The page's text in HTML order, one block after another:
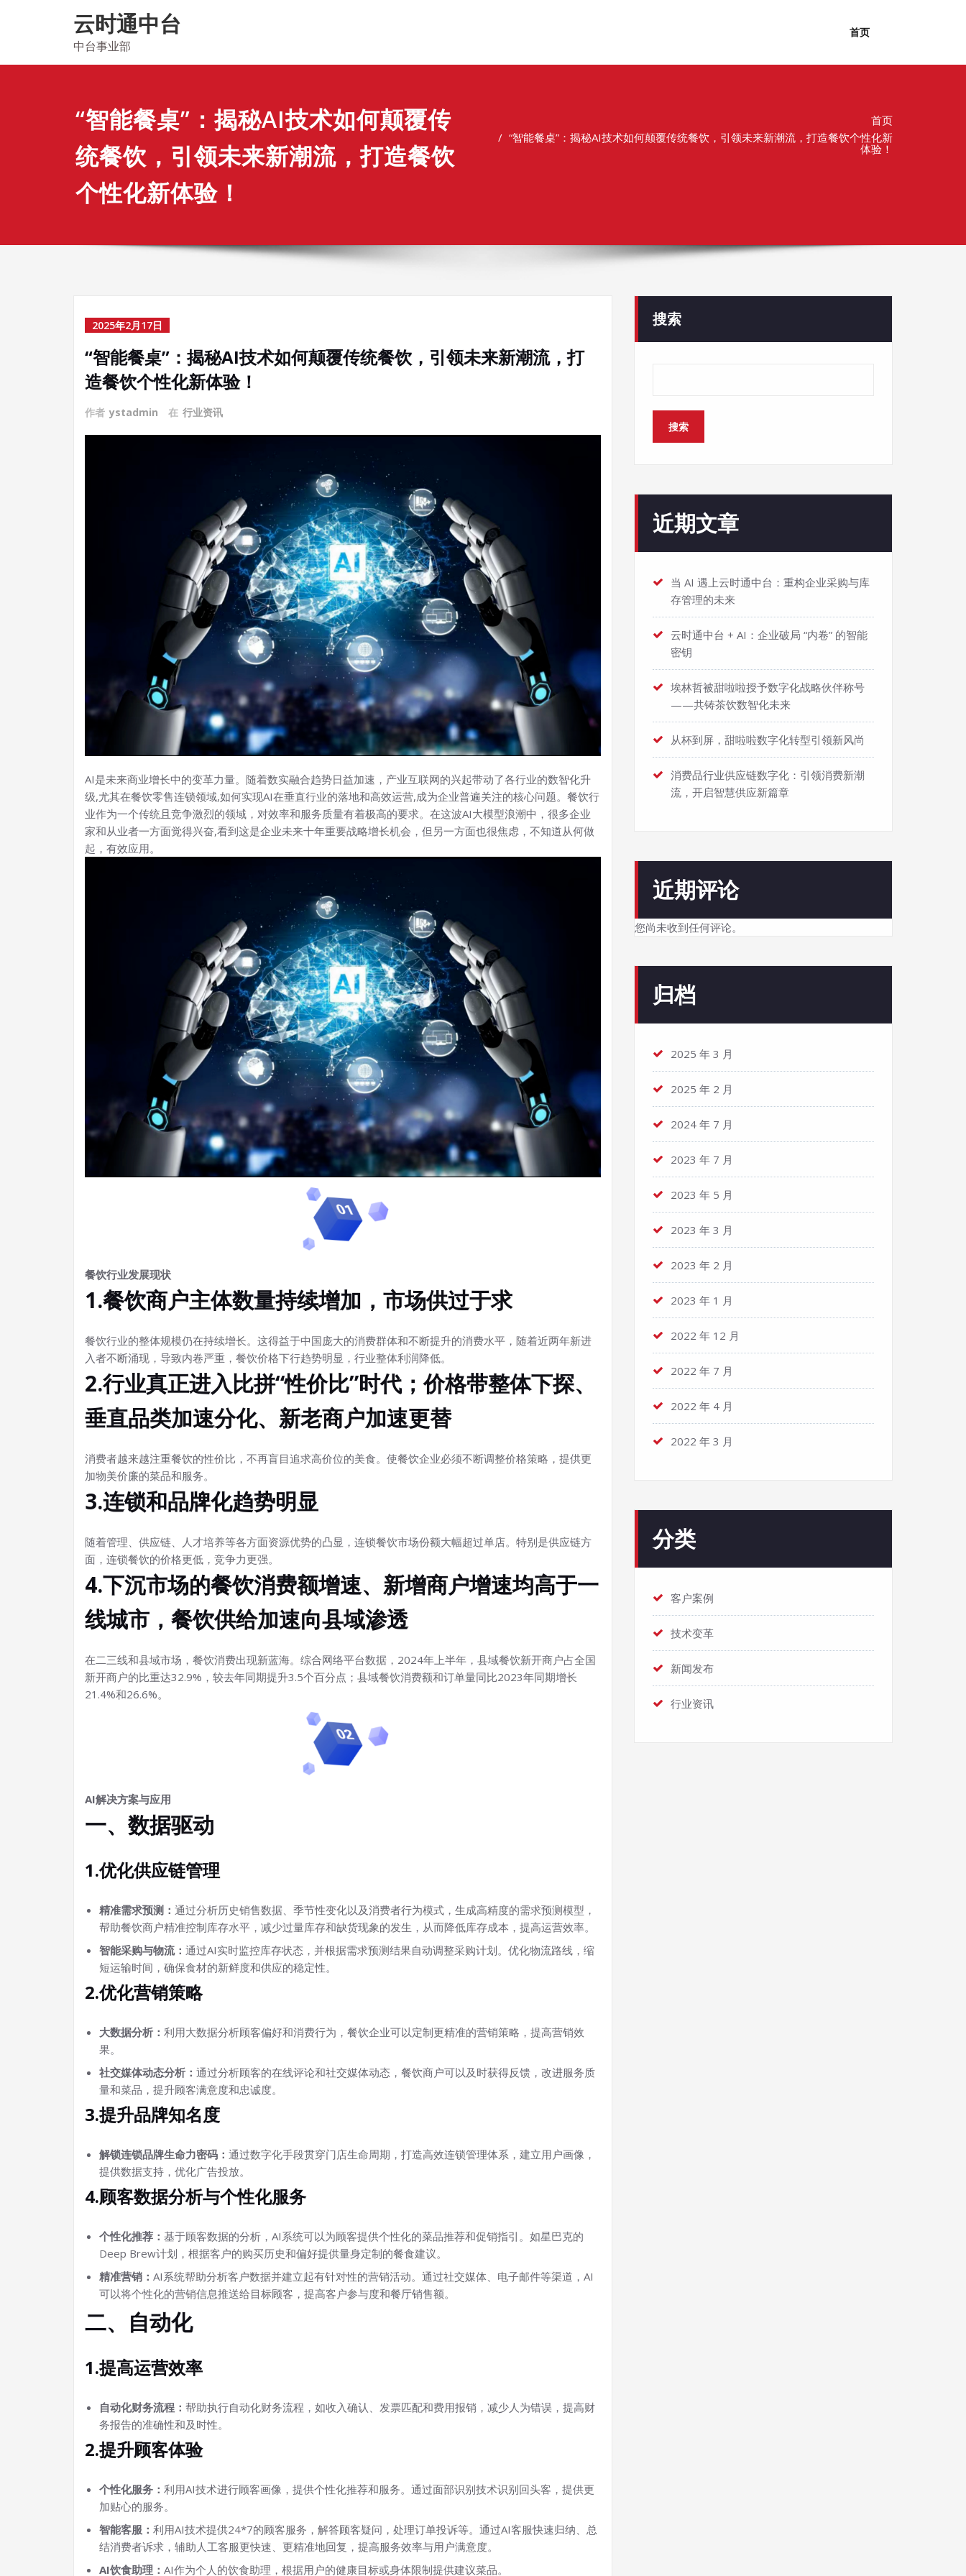
云时通中台
中台事业部
首页
“智能餐桌”：揭秘AI技术如何颠覆传
统餐饮，引领未来新潮流，打造餐饮
个性化新体验！
首页
“智能餐桌”：揭秘AI技术如何颠覆传统餐饮，引领未来新潮流，打造餐饮个性化新
体验！
2025年2月17日
“智能餐桌”：揭秘AI技术如何颠覆传统餐饮，引领未来新潮流，打
造餐饮个性化新体验！
作者 ystadmin 在 行业资讯
AI是未来商业增长中的变革力量。随着数实融合趋势日益加速，产业互联网的兴起带动了各行业的数智化升
级,尤其在餐饮零售连锁领域,如何实现AI在垂直行业的落地和高效运营,成为企业普遍关注的核心问题。餐饮行
业作为一个传统且竞争激烈的领域，对效率和服务质量有着极高的要求。在这波AI大模型浪潮中，很多企业
家和从业者一方面觉得兴奋,看到这是企业未来十年重要战略增长机会，但另一方面也很焦虑，不知道从何做
起，有效应用。
餐饮行业发展现状
1.餐饮商户主体数量持续增加，市场供过于求
餐饮行业的整体规模仍在持续增长。这得益于中国庞大的消费群体和不断提升的消费水平，随着近两年新进
入者不断涌现，导致内卷严重，餐饮价格下行趋势明显，行业整体利润降低。
2.行业真正进入比拼“性价比”时代；价格带整体下探、
垂直品类加速分化、新老商户加速更替
消费者越来越注重餐饮的性价比，不再盲目追求高价位的美食。使餐饮企业必须不断调整价格策略，提供更
加物美价廉的菜品和服务。
3.连锁和品牌化趋势明显
随着管理、供应链、人才培养等各方面资源优势的凸显，连锁餐饮市场份额大幅超过单店。特别是供应链方
面，连锁餐饮的价格更低，竞争力更强。
4.下沉市场的餐饮消费额增速、新增商户增速均高于一
线城市，餐饮供给加速向县域渗透
在二三线和县域市场，餐饮消费出现新蓝海。综合网络平台数据，2024年上半年，县域餐饮新开商户占全国
新开商户的比重达32.9%，较去年同期提升3.5个百分点；县域餐饮消费额和订单量同比2023年同期增长
21.4%和26.6%。
AI解决方案与应用
一、数据驱动
1.优化供应链管理
精准需求预测： 通过分析历史销售数据、季节性变化以及消费者行为模式，生成高精度的需求预测模型，
帮助餐饮商户精准控制库存水平，减少过量库存和缺货现象的发生，从而降低库存成本，提高运营效率。
智能采购与物流： 通过AI实时监控库存状态，并根据需求预测结果自动调整采购计划。优化物流路线，缩
短运输时间，确保食材的新鲜度和供应的稳定性。
2.优化营销策略
大数据分析： 利用大数据分析顾客偏好和消费行为，餐饮企业可以定制更精准的营销策略，提高营销效
果。
社交媒体动态分析： 通过分析顾客的在线评论和社交媒体动态，餐饮商户可以及时获得反馈，改进服务质
量和菜品，提升顾客满意度和忠诚度。
3.提升品牌知名度
解锁连锁品牌生命力密码： 通过数字化手段贯穿门店生命周期，打造高效连锁管理体系，建立用户画像，
提供数据支持，优化广告投放。
4.顾客数据分析与个性化服务
个性化推荐： 基于顾客数据的分析，AI系统可以为顾客提供个性化的菜品推荐和促销指引。如星巴克的
Deep Brew计划，根据客户的购买历史和偏好提供量身定制的餐食建议。
精准营销： AI系统帮助分析客户数据并建立起有针对性的营销活动。通过社交媒体、电子邮件等渠道，AI
可以将个性化的营销信息推送给目标顾客，提高客户参与度和餐厅销售额。
二、自动化
1.提高运营效率
自动化财务流程： 帮助执行自动化财务流程，如收入确认、发票匹配和费用报销，减少人为错误，提高财
务报告的准确性和及时性。
2.提升顾客体验
个性化服务： 利用AI技术进行顾客画像，提供个性化推荐和服务。通过面部识别技术识别回头客，提供更
加贴心的服务。
智能客服： 利用AI技术提供24*7的顾客服务，解答顾客疑问，处理订单投诉等。通过AI客服快速归纳、总
结消费者诉求，辅助人工客服更快速、更精准地回复，提高服务效率与用户满意度。
AI饮食助理： AI作为个人的饮食助理，根据用户的健康目标或身体限制提供建议菜品。
搜索
搜索
近期文章
当 AI 遇上云时通中台：重构企业采购与库
存管理的未来
云时通中台 + AI：企业破局 “内卷” 的智能
密钥
埃林哲被甜啦啦授予数字化战略伙伴称号
——共铸茶饮数智化未来
从杯到屏，甜啦啦数字化转型引领新风尚
消费品行业供应链数字化：引领消费新潮
流，开启智慧供应新篇章
近期评论
您尚未收到任何评论。
归档
2025 年 3 月
2025 年 2 月
2024 年 7 月
2023 年 7 月
2023 年 5 月
2023 年 3 月
2023 年 2 月
2023 年 1 月
2022 年 12 月
2022 年 7 月
2022 年 4 月
2022 年 3 月
分类
客户案例
技术变革
新闻发布
行业资讯